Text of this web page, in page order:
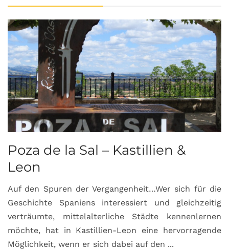
Poza de la Sal – Kastillien &
Leon
Auf den Spuren der Vergangenheit…Wer sich für die
Geschichte Spaniens interessiert und gleichzeitig
verträumte, mittelalterliche Städte kennenlernen
möchte, hat in Kastillien-Leon eine hervorragende
Möglichkeit, wenn er sich dabei auf den ...